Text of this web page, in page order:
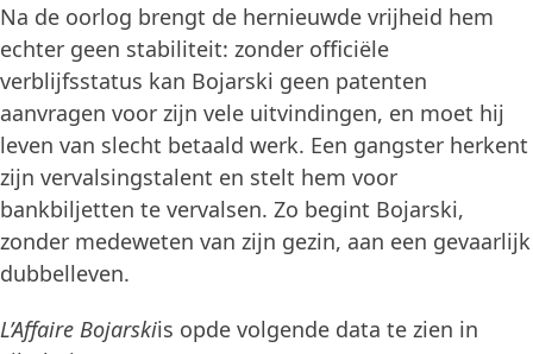
Na de oorlog brengt de hernieuwde vrijheid hem
echter geen stabiliteit: zonder officiële
verblijfsstatus kan Bojarski geen patenten
aanvragen voor zijn vele uitvindingen, en moet hij
leven van slecht betaald werk. Een gangster herkent
zijn vervalsingstalent en stelt hem voor
bankbiljetten te vervalsen. Zo begint Bojarski,
zonder medeweten van zijn gezin, aan een gevaarlijk
dubbelleven.
L’Affaire Bojarskiis opde volgende data te zien in